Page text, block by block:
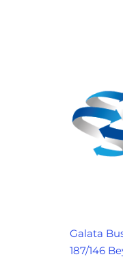
Galata
187/146